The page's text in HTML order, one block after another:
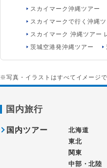
スカイマーク沖縄ツアー
スカイマークで行く沖縄ツ
スカイマーク 沖縄ツアー
茨城空港発沖縄ツアー
※写真・イラストはすべてイメージ
国内旅行
国内ツアー
北海道
東北
関東
中部・北陸